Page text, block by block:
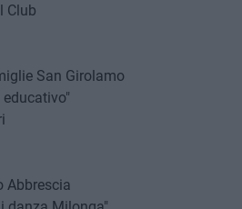
Club
San Girolamo
Abbrescia